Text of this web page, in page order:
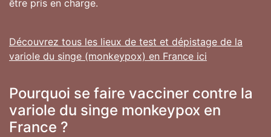
être pris en charge.
Découvrez tous les lieux de test et dépistage de la
variole du singe (monkeypox) en France ici
Pourquoi se faire vacciner contre la
variole du singe monkeypox en
France ?